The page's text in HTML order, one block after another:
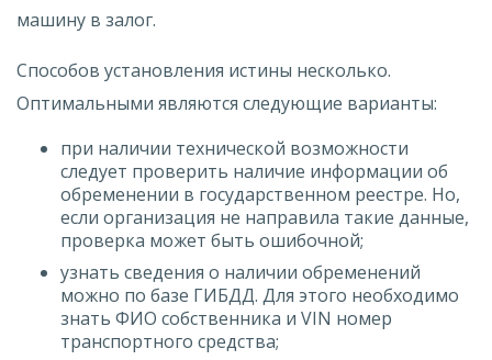
машину в залог.
Способов установления истины несколько.
Оптимальными являются следующие варианты:
при наличии технической возможности
следует проверить наличие информации об
обременении в государственном реестре. Но,
если организация не направила такие данные,
проверка может быть ошибочной;
узнать сведения о наличии обременений
можно по базе ГИБДД. Для этого необходимо
знать ФИО собственника и VIN номер
транспортного средства;